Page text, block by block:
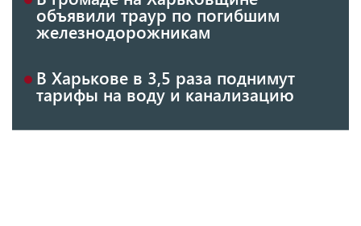
объявили траур по погибшим
железнодорожникам
В Харькове в 3,5 раза поднимут
тарифы на воду и канализацию